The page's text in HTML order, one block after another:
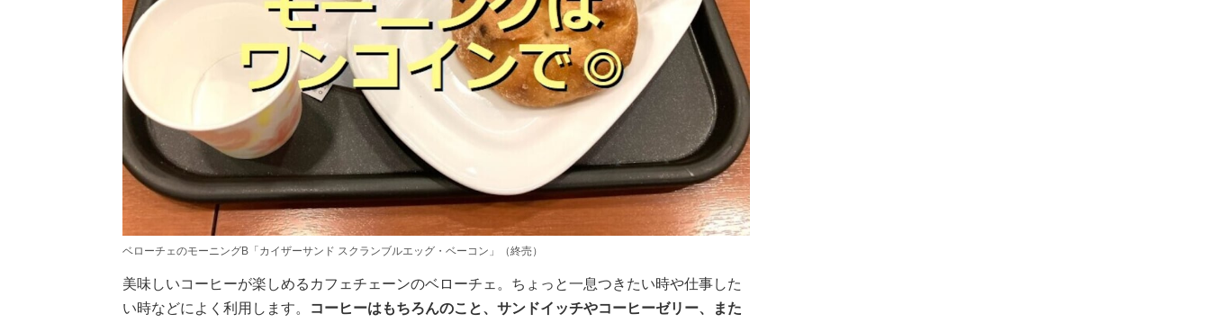
ベローチェのモーニングB「カイザーサンド スクランブルエッグ・ベーコン」（終売）
美味しいコーヒーが楽しめるカフェチェーンのベローチェ。ちょっと一息つきたい時や仕事した
い時などによく利用します。
コーヒーはもちろんのこと、サンドイッチやコーヒーゼリー、また